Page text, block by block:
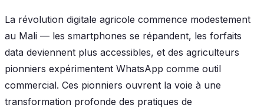
La révolution digitale agricole commence modestement
au Mali — les smartphones se répandent, les forfaits
data deviennent plus accessibles, et des agriculteurs
pionniers expérimentent WhatsApp comme outil
commercial. Ces pionniers ouvrent la voie à une
transformation profonde des pratiques de